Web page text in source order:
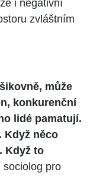
i negativní
zvláštním
může
konkurenční
lidé pamatují.
Když něco
Když to
sociolog pro